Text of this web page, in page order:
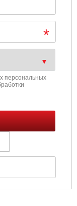
персональных